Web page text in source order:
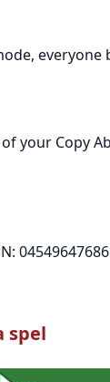
your Copy
spel